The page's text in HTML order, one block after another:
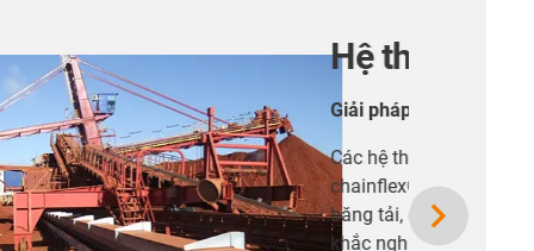
trường khắc nghiệt từ năm 2013
rol e-chain® dòng 5050RHD, cáp
– được ứng dụng trong các hệ thống
tin cậy ngay cả trong điều kiện vận hành